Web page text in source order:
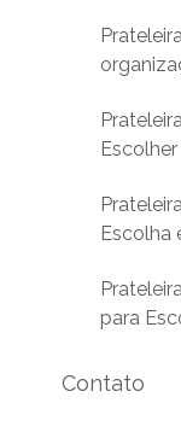
Escolha
para
Contato